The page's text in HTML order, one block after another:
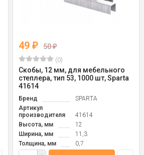
49₽ 50₽
(0)
Скобы, 12 мм, для мебельного
степлера, тип 53, 1000 шт, Sparta
41614
Бренд
SPARTA
Артикул
производителя
41614
Высота, мм
12
Ширина, мм
11,3
Толщина, мм
0,7